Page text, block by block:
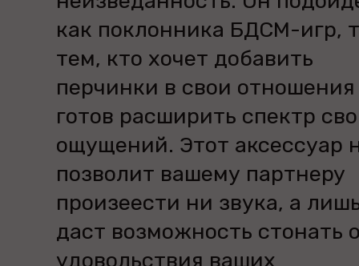
как поклонника БДСМ-игр,
тем, кто хочет добавить
перчинки в свои
готов расширить спектр
ощущений. Этот аксессуар
позволит вашему партнеру
произеести ни звука, а
даст возможность стонать
удовольствия ваших